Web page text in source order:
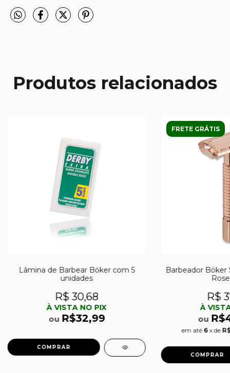
Produtos relacionados
Lâmina de Barbear Böker com 5
unidades
R$ 30,68
À VISTA NO PIX
ou R$32,99
FRETE GRÁTIS
Barbeador
R$
À
ou
em até 6 x de